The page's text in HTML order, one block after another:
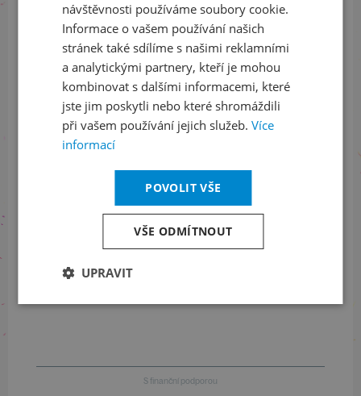
Sledujte nás na sociálních sítích
LinkedInflickr
+420 461 049 232
S finanční podporou
návštěvnosti používáme soubory cookie.
Informace o vašem používání našich
stránek také sdílíme s našimi reklamními
a analytickými partnery, kteří je mohou
kombinovat s dalšími informacemi, které
jste jim poskytli nebo které shromáždili
při vašem používání jejich služeb. Více
informací
POVOLIT VŠE
VŠE ODMÍTNOUT
UPRAVIT